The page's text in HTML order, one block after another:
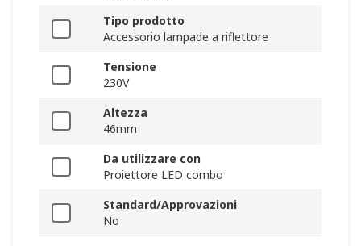
Tipo prodotto
Accessorio lampade a riflettore
Tensione
230V
Altezza
46mm
Da utilizzare con
Proiettore LED combo
Standard/Approvazioni
No